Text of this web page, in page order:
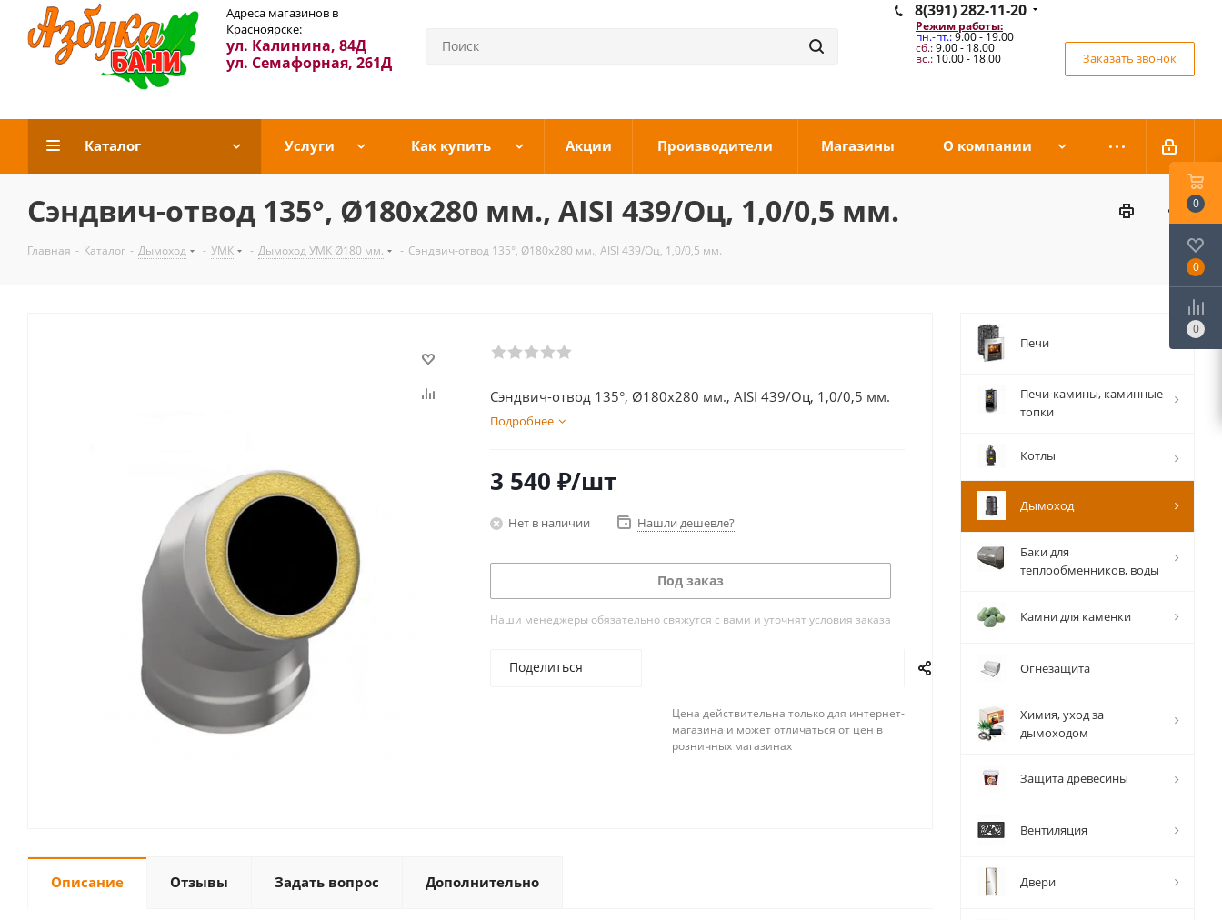
Адреса магазинов в
Красноярске:
ул. Калинина, 84Д
ул. Семафорная, 261Д
8(391) 282-11-20
Режим работы:
пн.-пт.:9.00 - 19.00
сб.:9.00 - 18.00
вс.: 10.00 - 18.00 Заказать звонок
Каталог Услуги Как купить Акции Производители Магазины О компании
Сэндвич-отвод 135°, Ø180х280 мм., AISI 439/Оц, 1,0/0,5 мм.
Главная - Каталог - Дымоход - УМК - Дымоход УМК Ø180 мм. - Сэндвич-отвод 135°, Ø180х280 мм., AISI 439/Оц, 1,0/0,5 мм.
Сэндвич-отвод 135°, Ø180х280 мм., AISI 439/Оц, 1,0/0,5 мм.
Подробнее
3 540 ₽/шт
Нет в наличии Нашли дешевле?
Под заказ
Наши менеджеры обязательно свяжутся с вами и уточнят условия заказа
Поделиться
Цена действительна только для интернет-
магазина и может отличаться от цен в
розничных магазинах
Описание Отзывы Задать вопрос Дополнительно
Печи
Печи-камины, каминные
топки
Котлы
Дымоход
Баки для
теплообменников, воды
Камни для каменки
Огнезащита
Химия, уход за
дымоходом
Защита древесины
Вентиляция
Двери
0
0
0